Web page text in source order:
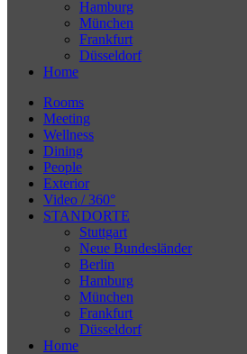
Hamburg
München
Frankfurt
Düsseldorf
Home
Rooms
Meeting
Wellness
Dining
People
Exterior
Video / 360°
STANDORTE
Stuttgart
Neue Bundesländer
Berlin
Hamburg
München
Frankfurt
Düsseldorf
Home